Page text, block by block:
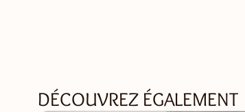
DÉCOUVREZ ÉGALEMENT